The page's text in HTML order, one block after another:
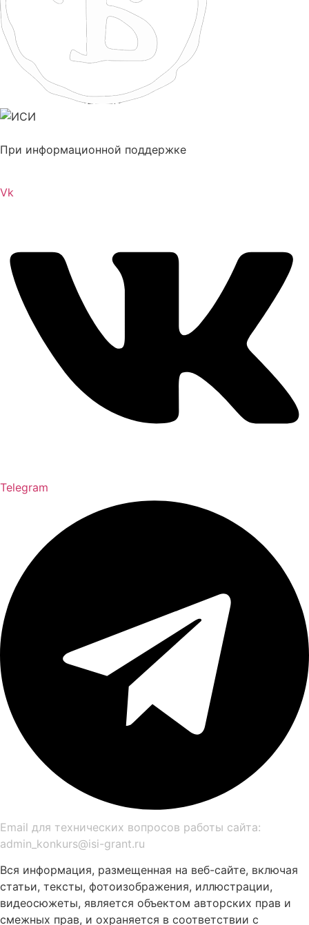
При информационной поддержке
Vk
Telegram
Email для технических вопросов работы сайта:
admin_konkurs@isi-grant.ru
Вся информация, размещенная на веб-сайте, включая
статьи, тексты, фотоизображения, иллюстрации,
видеосюжеты, является объектом авторских прав и
смежных прав, и охраняется в соответствии с